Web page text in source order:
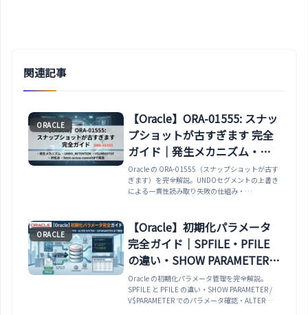
関連記事
ORACLE
【Oracle】ORA-01555: スナッ
プショットが古すぎます 完全
ガイド｜発生メカニズム・
UNDO_RETENTION・
V$UNDOSTAT・対処法・
Oracle の ORA-01555（スナップショットが古す
ぎます）を完全解説。UNDOセグメントの上書き
による一貫性読み取り失敗の仕組み・
GUARANTEE で UNDO を保護する方法・fetch-
across-commit パターンの回避・UNDO 表領域
の適切なサイジングまで実例で説明します。
ORACLE
【Oracle】初期化パラメータ
完全ガイド｜SPFILE・PFILE
の違い・SHOW PARAMETER・
ALTER SYSTEM・
V$PARAMETER まで解説
Oracle の初期化パラメータ管理を完全解説。
SPFILE と PFILE の違い・SHOW PARAMETER /
V$PARAMETER でのパラメータ確認・ALTER